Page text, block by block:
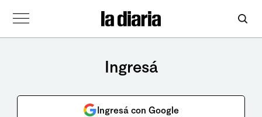
Ingresá
Ingresá con Google